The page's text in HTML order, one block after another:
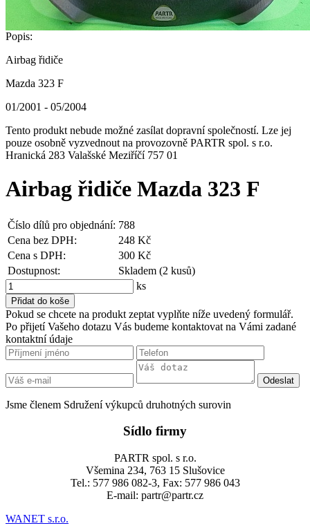
Popis:
Airbag řidiče
Mazda 323 F
01/2001 - 05/2004
Tento produkt nebude možné zasílat dopravní společností. Lze jej
pouze osobně vyzvednout na provozovně PARTR spol. s r.o.
Hranická 283 Valašské Meziříčí 757 01
Airbag řidiče Mazda 323 F
Číslo dílů pro objednání: 788
Cena bez DPH:
248 Kč
Cena s DPH:
300 Kč
Dostupnost:
Skladem (2 kusů)
ks
Pokud se chcete na produkt zeptat vyplňte níže uvedený formulář.
Po přijetí Vašeho dotazu Vás budeme kontaktovat na Vámi zadané
kontaktní údaje
Jsme členem Sdružení výkupců druhotných surovin
Sídlo firmy
PARTR spol. s r.o.
Všemina 234, 763 15 Slušovice
Tel.: 577 986 082-3, Fax: 577 986 043
E-mail: partr@partr.cz
WANET s.r.o.